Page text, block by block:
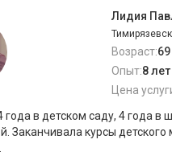
Лидия
Возраст:
Опыт:8 лет
Цена
года в детском саду, 4 года в
Заканчивала курсы детского